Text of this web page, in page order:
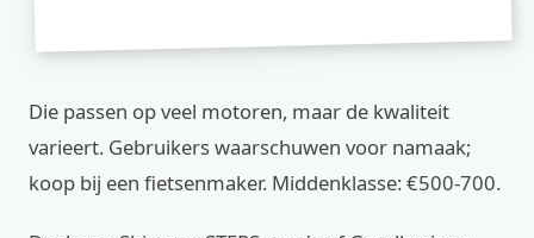
Die passen op veel motoren, maar de kwaliteit
varieert. Gebruikers waarschuwen voor namaak;
koop bij een fietsenmaker. Middenklasse: €500-700.